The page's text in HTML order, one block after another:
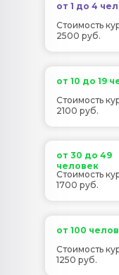
от 1 до 4
Стоимость
2500 руб.
от 10 до 19
от 30 до 49
человек
от 100
Стоимость
2100 руб.
Стоимость
1700 руб.
Стоимость
1250 руб.